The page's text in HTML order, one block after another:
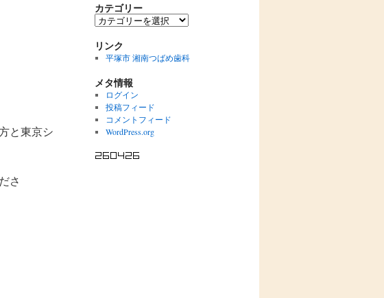
と東京シ
さ
カ
イ
カテゴリー
カ
ゴ
リ
リンク
平塚市 湘南つばめ歯科
メタ情報
ログイン
投稿フィード
コメントフィード
WordPress.org